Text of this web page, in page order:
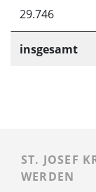
149
29.746
insgesamt
ST. JOSEF
WERDEN